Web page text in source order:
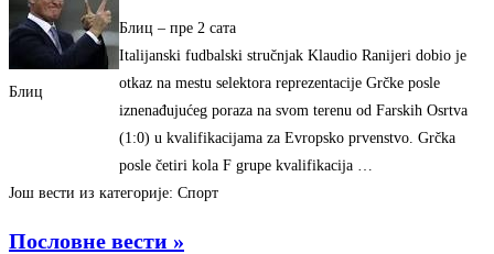
Блиц
Блиц – ‎пре 2 сата‎
Italijanski fudbalski stručnjak Klaudio Ranijeri dobio je
otkaz na mestu selektora reprezentacije Grčke posle
iznenađujućeg poraza na svom terenu od Farskih Osrtva
(1:0) u kvalifikacijama za Evropsko prvenstvo. Grčka
posle četiri kola F grupe kvalifikacija …
Још вести из категорије: Спорт
Пословне вести »